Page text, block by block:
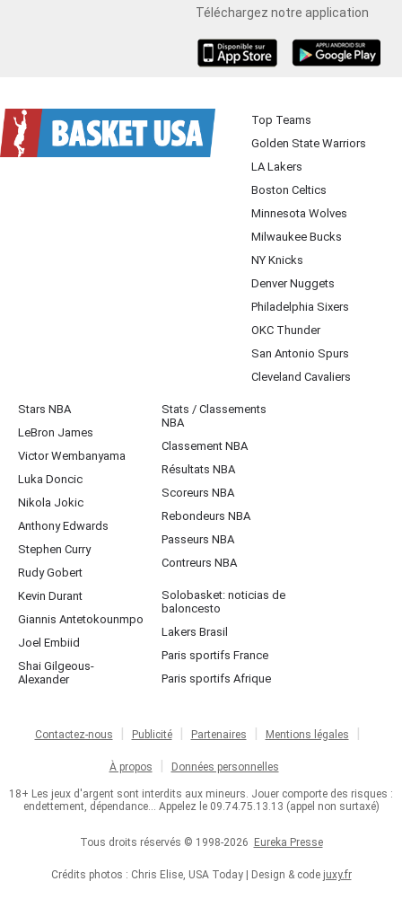
Téléchargez notre application
Top Teams
Golden State Warriors
LA Lakers
Boston Celtics
Minnesota Wolves
Milwaukee Bucks
NY Knicks
Denver Nuggets
Philadelphia Sixers
OKC Thunder
San Antonio Spurs
Cleveland Cavaliers
Stars NBA
LeBron James
Victor Wembanyama
Luka Doncic
Nikola Jokic
Anthony Edwards
Stephen Curry
Rudy Gobert
Kevin Durant
Giannis Antetokounmpo
Joel Embiid
Shai Gilgeous-
Alexander
Stats / Classements
NBA
Classement NBA
Résultats NBA
Scoreurs NBA
Rebondeurs NBA
Passeurs NBA
Contreurs NBA
Solobasket: noticias de
baloncesto
Lakers Brasil
Paris sportifs France
Paris sportifs Afrique
Contactez-nous Publicité Partenaires Mentions légales
À propos Données personnelles
18+ Les jeux d'argent sont interdits aux mineurs. Jouer comporte des risques :
endettement, dépendance... Appelez le 09.74.75.13.13 (appel non surtaxé)
Tous droits réservés © 1998-2026 Eureka Presse
Crédits photos : Chris Elise, USA Today | Design & code juxy.fr